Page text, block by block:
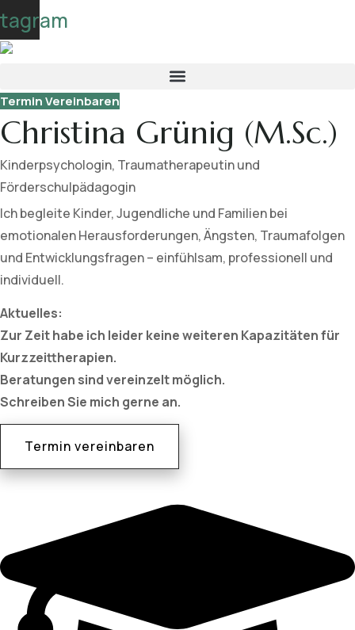
Skip
to
content
Termin Vereinbaren
Christina Grünig (M.Sc.)
Kinderpsychologin, Traumatherapeutin und
Förderschulpädagogin
Ich begleite Kinder, Jugendliche und Familien bei
emotionalen Herausforderungen, Ängsten, Traumafolgen
und Entwicklungsfragen – einfühlsam, professionell und
individuell.
Aktuelles:
Zur Zeit habe ich leider keine weiteren Kapazitäten für
Kurzzeittherapien.
Beratungen sind vereinzelt möglich.
Schreiben Sie mich gerne an.
Termin vereinbaren